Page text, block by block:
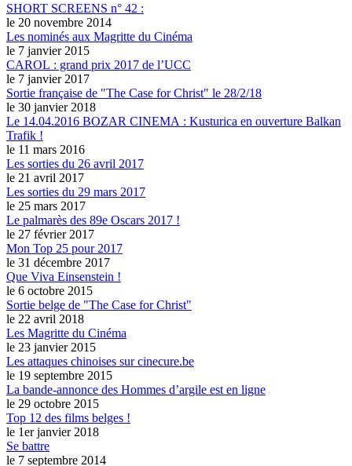
SHORT SCREENS n° 42 :
le 20 novembre 2014
Les nominés aux Magritte du Cinéma
le 7 janvier 2015
CAROL : grand prix 2017 de l’UCC
le 7 janvier 2017
Sortie française de "The Case for Christ" le 28/2/18
le 30 janvier 2018
Le 14.04.2016 BOZAR CINEMA : Kusturica en ouverture Balkan
Trafik !
le 11 mars 2016
Les sorties du 26 avril 2017
le 21 avril 2017
Les sorties du 29 mars 2017
le 25 mars 2017
Le palmarès des 89e Oscars 2017 !
le 27 février 2017
Mon Top 25 pour 2017
le 31 décembre 2017
Que Viva Einsenstein !
le 6 octobre 2015
Sortie belge de "The Case for Christ"
le 22 avril 2018
Les Magritte du Cinéma
le 23 janvier 2015
Les attaques chinoises sur cinecure.be
le 19 septembre 2015
La bande-annonce des Hommes d’argile est en ligne
le 29 octobre 2015
Top 12 des films belges !
le 1er janvier 2018
Se battre
le 7 septembre 2014